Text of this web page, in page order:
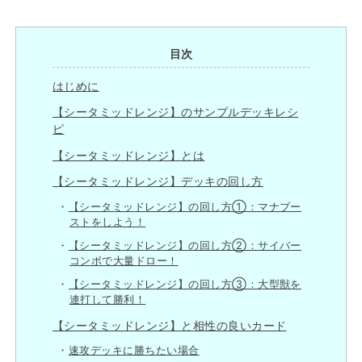
目次
はじめに
【シータミッドレンジ】のサンプルデッキレシ
ピ
【シータミッドレンジ】とは
【シータミッドレンジ】デッキの回し方
【シータミッドレンジ】の回し方①：マナブー
ストをしよう！
【シータミッドレンジ】の回し方②：サイバー
コンボで大量ドロー！
【シータミッドレンジ】の回し方③：大型獣を
連打して勝利！
【シータミッドレンジ】と相性の良いカード
速攻デッキに勝ちたい場合